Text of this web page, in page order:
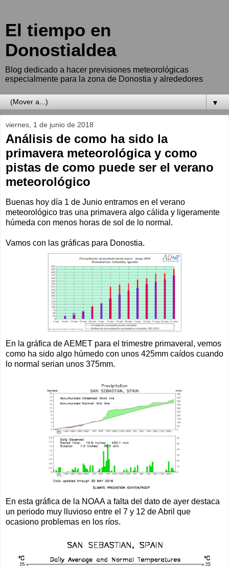
El tiempo en
Donostialdea
Blog dedicado a hacer previsiones meteorológicas
especialmente para la zona de Donostia y alrededores
▼
viernes, 1 de junio de 2018
Análisis de como ha sido la
primavera meteorológica y como
pistas de como puede ser el verano
meteorológico
Buenas hoy día 1 de Junio entramos en el verano
meteorológico tras una primavera algo cálida y ligeramente
húmeda con menos horas de sol de lo normal.
Vamos con las gráficas para Donostia.
En la gráfica de AEMET para el trimestre primaveral, vemos
como ha sido algo húmedo con unos 425mm caídos cuando
lo normal serian unos 375mm.
En esta gráfica de la NOAA a falta del dato de ayer destaca
un periodo muy lluvioso entre el 7 y 12 de Abril que
ocasiono problemas en los ríos.